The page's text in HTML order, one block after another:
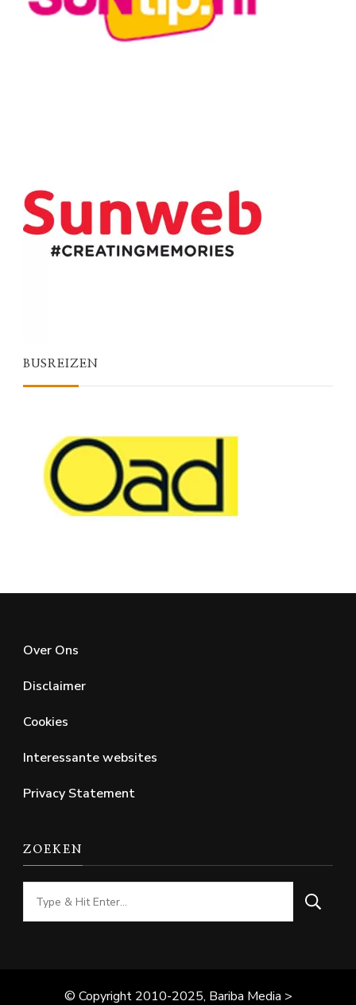
BUSREIZEN
Over Ons
Disclaimer
Cookies
Interessante websites
Privacy Statement
ZOEKEN
Looking
for
© Copyright 2010-2025, Bariba Media >